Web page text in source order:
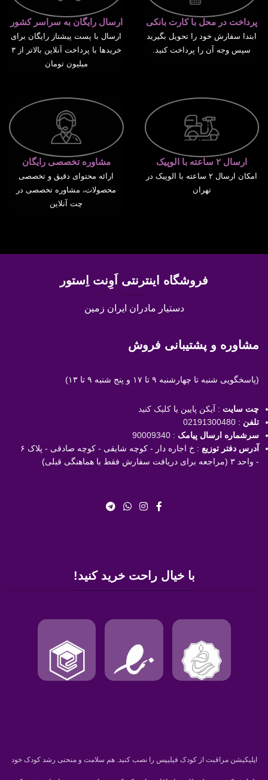
پرداخت در محل با کارت بانکی
ابتدا سفارش خود را تحویل بگیرید
سپس وجه آن را پرداخت کنید.
ارسال رایگان به سراسر کشور
ارسال با پست پیشتاز رایگان برای
خریدها با پرداخت آنلاین بالاتر از ۳
میلیون تومان
ارسال ۲ ساعته با الوپیک
امکان ارسال ۲ ساعته با الوپیک در
تهران
مشاوره تخصصی رایگان
ارائه محتوای دقیق و تخصصی
محصولات، مشاوره تخصصی در
چت آنلاین
فروشگاه اینترنتی اَوِنت اِستور
دستیار مادران ایران زمین
مشاوره و پشتیبانی فروش
(پاسخگویی شنبه تا چهارشنبه ۹ تا ۱۷ و پنج شنبه ۹ تا ۱۳)
چت سایت : آیکن پایین یا کلیک کنید
تلفن :
02191300480
سرشماره ارسال پیامک :
90009340
آدرس دفتر توزیع
: خ اجاره دار - کوچه شایقی - کوچه صادقی - پلاک ۶
- واحد ۳ (مراجعه برای دریافت سفارش فقط با هماهنگی قبلی)
با خیال راحت خرید کنید!
اپلیکیشن مراقبت از کودک فیلیپس را نصب کنید. هم سلامت و منحنی رشد کودک خود